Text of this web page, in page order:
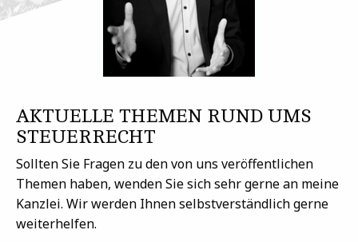
AKTUELLE THEMEN RUND UMS
STEUERRECHT
Sollten Sie Fragen zu den von uns veröffentlichen
Themen haben, wenden Sie sich sehr gerne an meine
Kanzlei. Wir werden Ihnen selbstverständlich gerne
weiterhelfen.